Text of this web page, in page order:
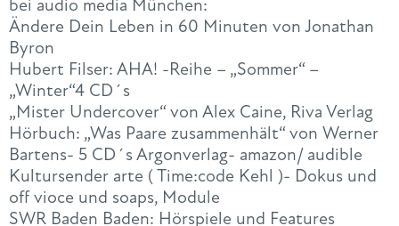
bei audio media München:
Ändere Dein Leben in 60 Minuten von Jonathan
Byron
Hubert Filser: AHA! -Reihe – „Sommer“ –
„Winter“4 CD´s
„Mister Undercover“ von Alex Caine, Riva Verlag
Hörbuch: „Was Paare zusammenhält“ von Werner
Bartens- 5 CD´s Argonverlag- amazon/ audible
Kultursender arte ( Time:code Kehl )- Dokus und
off vioce und soaps, Module
SWR Baden Baden: Hörspiele und Features